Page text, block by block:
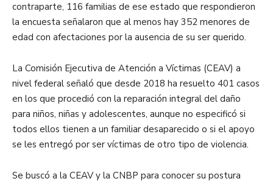
contraparte, 116 familias de ese estado que respondieron
la encuesta señalaron que al menos hay 352 menores de
edad con afectaciones por la ausencia de su ser querido.
La Comisión Ejecutiva de Atención a Víctimas (CEAV) a
nivel federal señaló que desde 2018 ha resuelto 401 casos
en los que procedió con la reparación integral del daño
para niños, niñas y adolescentes, aunque no especificó si
todos ellos tienen a un familiar desaparecido o si el apoyo
se les entregó por ser víctimas de otro tipo de violencia.
Se buscó a la CEAV y la CNBP para conocer su postura